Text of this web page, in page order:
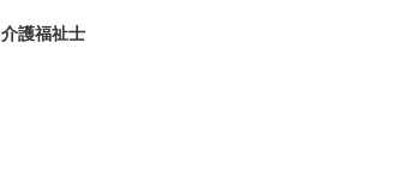
介護福祉士